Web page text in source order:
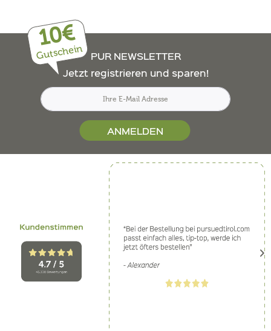
10€
Gutschein
PUR NEWSLETTER
Jetzt registrieren und sparen!
ANMELDEN